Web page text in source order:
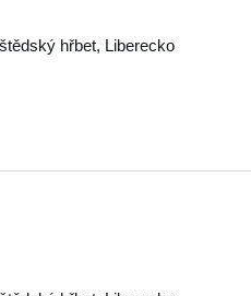
hřbet, Liberecko